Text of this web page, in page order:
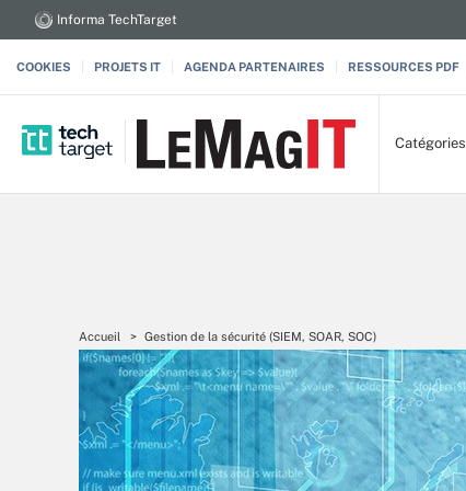
Informa TechTarget
COOKIES PROJETS IT AGENDA PARTENAIRES RESSOURCES PDF
Catégories
Accueil Gestion de la sécurité (SIEM, SOAR, SOC)